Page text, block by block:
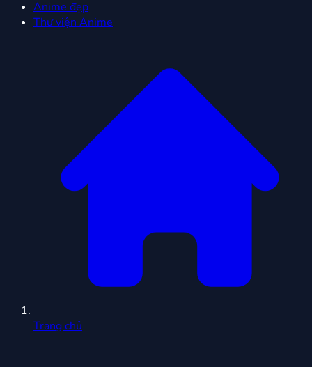
Anime đẹp
Thư viện Anime
Trang chủ